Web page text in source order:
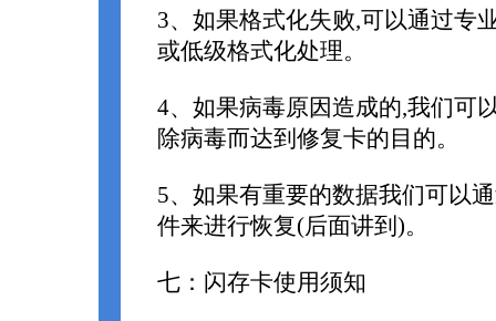
3、如果格式化失败,可以通过专
或低级格式化处理。
4、如果病毒原因造成的,我们可
除病毒而达到修复卡的目的。
5、如果有重要的数据我们可以
件来进行恢复(后面讲到)。
七：闪存卡使用须知